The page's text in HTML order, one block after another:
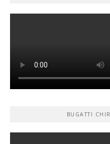
BUGATTI